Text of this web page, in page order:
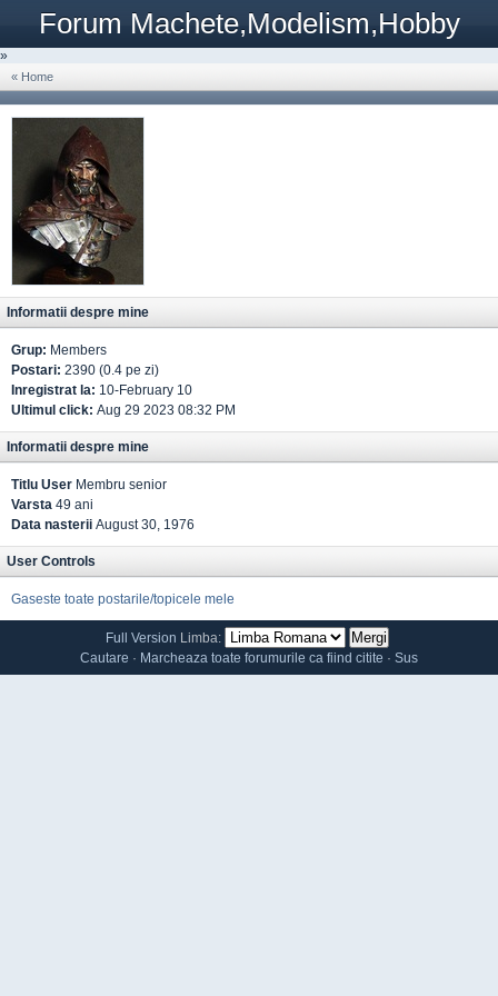
Forum Machete,Modelism,Hobby
»
« Home
Informatii despre mine
Grup: Members
Postari: 2390 (0.4 pe zi)
Inregistrat la: 10-February 10
Ultimul click: Aug 29 2023 08:32 PM
Informatii despre mine
Titlu User Membru senior
Varsta 49 ani
Data nasterii August 30, 1976
User Controls
Gaseste toate postarile/topicele mele
Full Version Limba:
Cautare · Marcheaza toate forumurile ca fiind citite · Sus